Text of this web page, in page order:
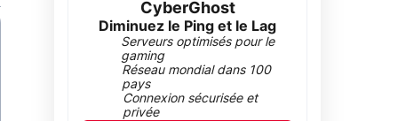
CyberGhost
Diminuez le Ping et le Lag
Serveurs optimisés pour le
gaming
Réseau mondial dans 100
pays
Connexion sécurisée et
privée